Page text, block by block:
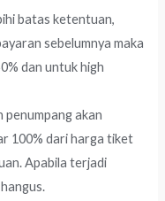
batas ketentuan,
sebelumnya maka
dan untuk high
penumpang akan
100% dari harga tiket
Apabila terjadi